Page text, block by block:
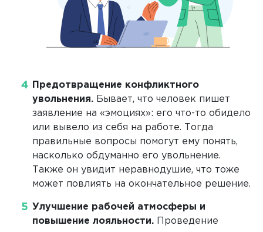
Предотвращение конфликтного
увольнения. Бывает, что человек пишет
заявление на «эмоциях»: его что-то обидело
или вывело из себя на работе. Тогда
правильные вопросы помогут ему понять,
насколько обдуманно его увольнение.
Также он увидит неравнодушие, что тоже
может повлиять на окончательное решение.
Улучшение рабочей атмосферы и
повышение лояльности. Проведение